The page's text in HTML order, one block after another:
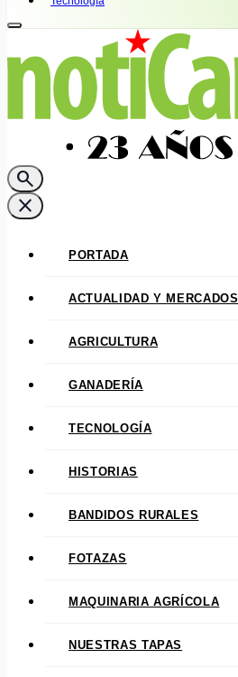
search
close
PORTADA
ACTUALIDAD Y MERCADOS
AGRICULTURA
GANADERÍA
TECNOLOGÍA
HISTORIAS
BANDIDOS RURALES
FOTAZAS
MAQUINARIA AGRÍCOLA
NUESTRAS TAPAS